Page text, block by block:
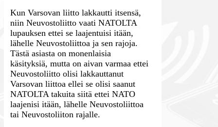
Kun Varsovan liitto lakkautti itsensä,
niin Neuvostoliitto vaati NATOLTA
lupauksen ettei se laajentuisi itään,
lähelle Neuvostoliittoa ja sen rajoja.
Tästä asiasta on monenlaisia
käsityksiä, mutta on aivan varmaa ettei
Neuvostoliitto olisi lakkauttanut
Varsovan liittoa ellei se olisi saanut
NATOLTA takuita siitä ettei NATO
laajenisi itään, lähelle Neuvostoliittoa
tai Neuvostoliiton rajalle.